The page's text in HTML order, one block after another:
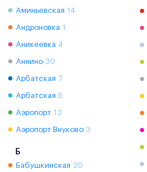
Аминьевская 14
Андроновка 1
Аникеевка 4
Аннино 30
Арбатская 7
Арбатская 5
Аэропорт 13
Аэропорт Внуково 3
Б
Бабушкинская 20